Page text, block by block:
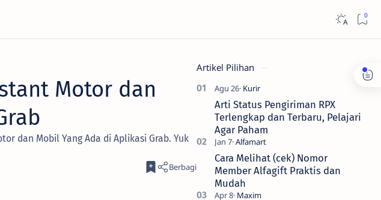
Motor dan
dan Mobil Yang Ada di Aplikasi Grab. Yuk
Artikel Pilihan
Arti Status Pengiriman RPX
Terlengkap dan Terbaru, Pelajari
Agar Paham
Cara Melihat (cek) Nomor
Member Alfagift Praktis dan
Mudah